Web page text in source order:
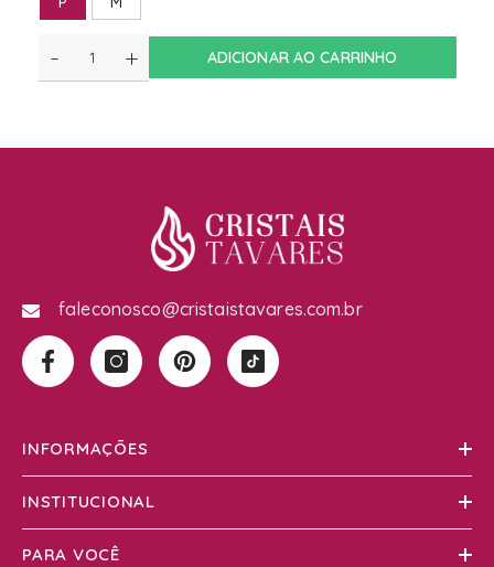
- + ADICIONAR AO CARRINHO
faleconosco@cristaistavares.com.br
INFORMAÇÕES
INSTITUCIONAL
PARA VOCÊ